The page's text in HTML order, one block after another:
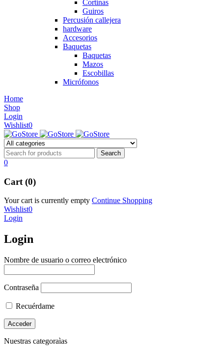
Cortinas
Guiros
Percusión callejera
hardware
Accesorios
Baquetas
Baquetas
Mazos
Escobillas
Micrófonos
Home
Shop
Login
Wishlist0
0
Cart (0)
Your cart is currently empty Continue Shopping
Wishlist0
Login
Login
Nombre de usuario o correo electrónico
Contraseña
Recuérdame
Nuestras categoraìas